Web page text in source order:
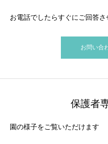
お電話でしたらすぐにご回答
お問い合
保護者
園の様子をご覧いただけます